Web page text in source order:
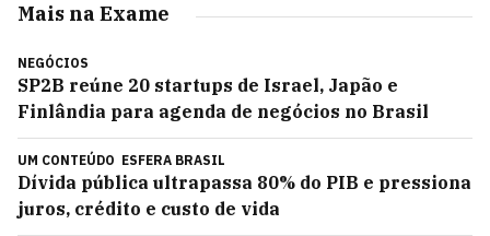
Mais na Exame
NEGÓCIOS
SP2B reúne 20 startups de Israel, Japão e
Finlândia para agenda de negócios no Brasil
UM CONTEÚDO ESFERA BRASIL
Dívida pública ultrapassa 80% do PIB e pressiona
juros, crédito e custo de vida